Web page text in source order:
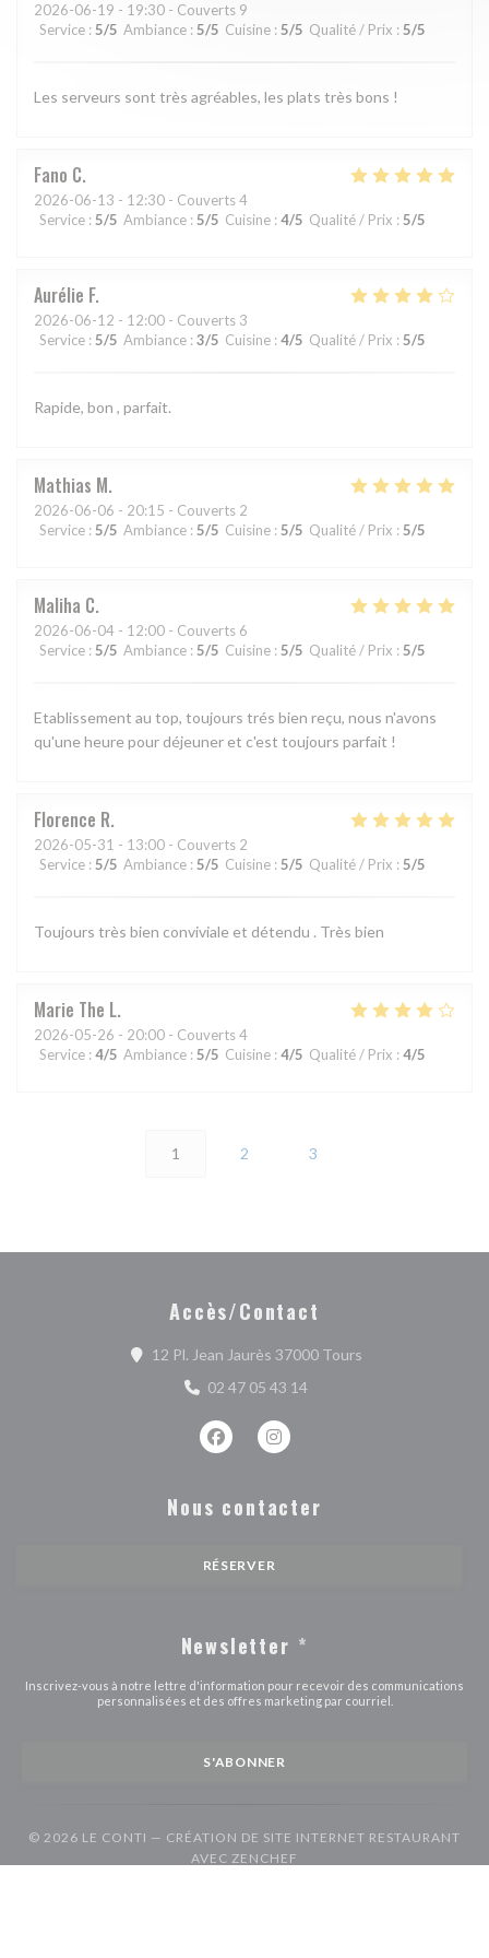
2026-06-19 - 19:30 - Couverts 9
Service : 5/5 Ambiance : 5/5 Cuisine : 5/5 Qualité / Prix : 5/5
Les serveurs sont très agréables, les plats très bons !
Fano C
2026-06-13 - 12:30 - Couverts 4
Service : 5/5 Ambiance : 5/5 Cuisine : 4/5 Qualité / Prix : 5/5
Aurélie F
2026-06-12 - 12:00 - Couverts 3
Service : 5/5 Ambiance : 3/5 Cuisine : 4/5 Qualité / Prix : 5/5
Rapide, bon , parfait.
Mathias M
2026-06-06 - 20:15 - Couverts 2
Service : 5/5 Ambiance : 5/5 Cuisine : 5/5 Qualité / Prix : 5/5
Maliha C
2026-06-04 - 12:00 - Couverts 6
Service : 5/5 Ambiance : 5/5 Cuisine : 5/5 Qualité / Prix : 5/5
Etablissement au top, toujours trés bien reçu, nous n'avons
qu'une heure pour déjeuner et c'est toujours parfait !
Florence R
2026-05-31 - 13:00 - Couverts 2
Service : 5/5 Ambiance : 5/5 Cuisine : 5/5 Qualité / Prix : 5/5
Toujours très bien conviviale et détendu . Très bien
Marie The L
2026-05-26 - 20:00 - Couverts 4
Service : 4/5 Ambiance : 5/5 Cuisine : 4/5 Qualité / Prix : 4/5
1 2 3
Accès/Contact
12 Pl. Jean Jaurès 37000 Tours
02 47 05 43 14
Facebook ((ouvre une nouvelle
Instagram ((ouvre une
Nous contacter
RÉSERVER
Newsletter *
Inscrivez-vous à notre lettre d'information pour recevoir des communications
personnalisées et des offres marketing par courriel.
S'ABONNER
© 2026 LE CONTI — CRÉATION DE SITE INTERNET RESTAURANT
AVEC ZENCHEF